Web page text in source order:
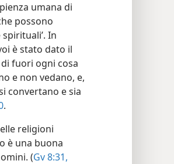
umana di
possono
In
è stato dato il
fuori ogni cosa
e non vedano, e,
convertano e sia
.
religioni
è una buona
(Gv 8:31,